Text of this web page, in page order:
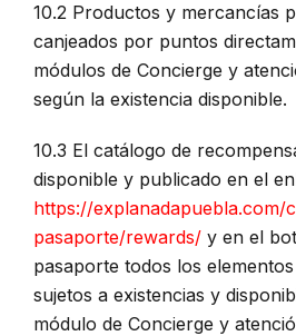
10.2 Productos y mercancías
canjeados por puntos
módulos de Concierge y
según la existencia disponible.
10.3 El catálogo de
disponible y publicado en el
https://explanadapuebla.com/
pasaporte/rewards/ y en el
pasaporte todos los
sujetos a existencias y
módulo de Concierge y